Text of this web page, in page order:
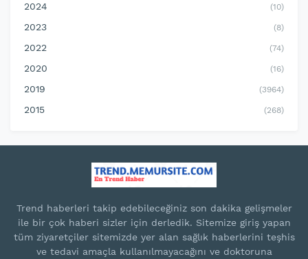
2024 (10)
2023 (8)
2022 (74)
2020 (16)
2019 (3964)
2015 (268)
Trend haberleri takip edebileceğiniz son dakika gelişmeler
ile bir çok haberi sizler için derledik. Sitemize giriş yapan
tüm ziyaretçiler sitemizde yer alan sağlık haberlerini teşhis
ve tedavi amaçla kullanılmayacağını ve doktoruna